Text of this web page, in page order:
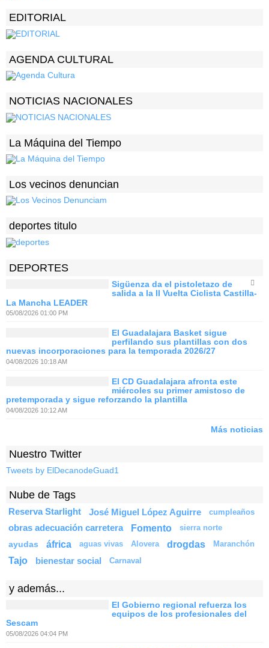
EDITORIAL
AGENDA CULTURAL
NOTICIAS NACIONALES
La Máquina del Tiempo
Los vecinos denuncian
deportes titulo
DEPORTES
Sigüenza da el pistoletazo de
salida a la II Vuelta Ciclista Castilla-
La Mancha LEADER
05/08/2026 01:00 PM
El Guadalajara Basket sigue
perfilando sus plantillas con dos
nuevas incorporaciones para la temporada 2026/27
04/08/2026 10:18 AM
El CD Guadalajara afronta este
miércoles su primer amistoso de
pretemporada y sigue reforzando la plantilla
04/08/2026 10:12 AM
Más noticias
Nuestro Twitter
Tweets by ElDecanodeGuad1
Nube de Tags
Reserva Starlight José Miguel López Aguirre cumpleaños
obras adecuación carretera Fomento sierra norte
ayudas áfrica aguas vivas Alovera drogdas Maranchón
Tajo bienestar social Carnaval
y además...
El Gobierno regional refuerza los
equipos de los profesionales del
Sescam
05/08/2026 04:04 PM